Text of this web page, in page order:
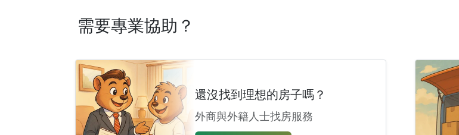
需要專業協助？
還沒找到理想的房子嗎？
外商與外籍人士找房服務